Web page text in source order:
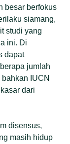
besar berfokus
siamang,
studi yang
ini. Di
dapat
jumlah
IUCN
dari
disensus,
masih hidup